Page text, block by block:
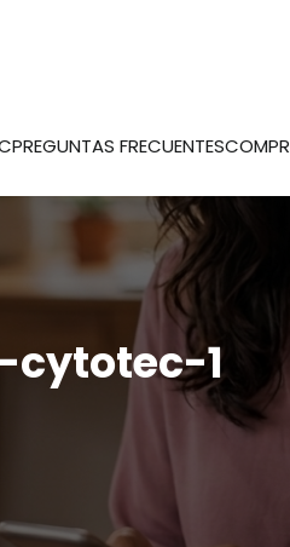
PREGUNTAS FRECUENTES
1